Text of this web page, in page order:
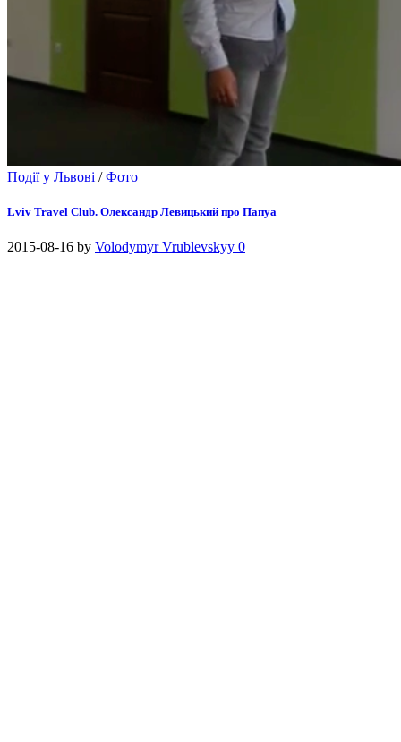
Події у Львові /Фото
Lviv Travel Club. Олександр Левицький про Папуа
2015-08-16 by Volodymyr Vrublevskyy 0